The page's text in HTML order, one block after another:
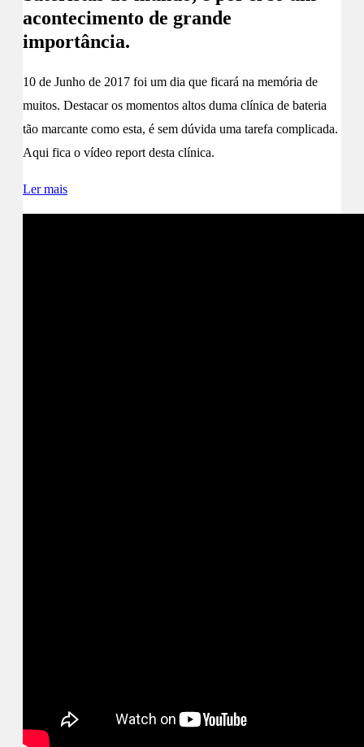
acontecimento de grande
importância.
10 de Junho de 2017 foi um dia que ficará na memória de
muitos. Destacar os momentos altos duma clínica de bateria
tão marcante como esta, é sem dúvida uma tarefa complicada.
Aqui fica o vídeo report desta clínica.
Ler mais